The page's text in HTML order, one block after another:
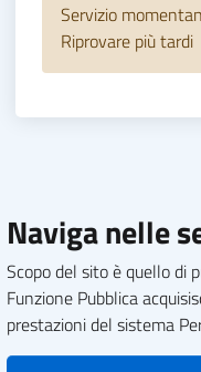
Servizio
Riprovare più tardi
Naviga nelle
Scopo del sito è quello di
Funzione Pubblica
prestazioni del sistema